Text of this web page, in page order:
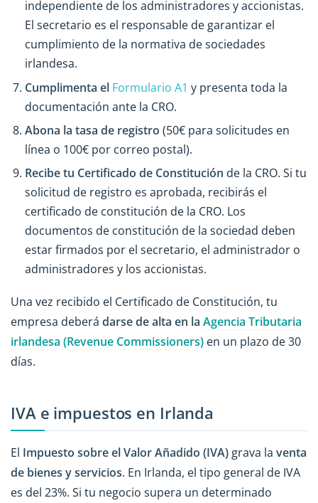
independiente de los administradores y accionistas.
El secretario es el responsable de garantizar el
cumplimiento de la normativa de sociedades
irlandesa.
Cumplimenta el Formulario A1 y presenta toda la
documentación ante la CRO.
Abona la tasa de registro (50€ para solicitudes en
línea o 100€ por correo postal).
Recibe tu Certificado de Constitución de la CRO. Si tu
solicitud de registro es aprobada, recibirás el
certificado de constitución de la CRO. Los
documentos de constitución de la sociedad deben
estar firmados por el secretario, el administrador o
administradores y los accionistas.
Una vez recibido el Certificado de Constitución, tu
empresa deberá darse de alta en la Agencia Tributaria
irlandesa (Revenue Commissioners) en un plazo de 30
días.
IVA e impuestos en Irlanda
El Impuesto sobre el Valor Añadido (IVA) grava la venta
de bienes y servicios. En Irlanda, el tipo general de IVA
es del 23%. Si tu negocio supera un determinado